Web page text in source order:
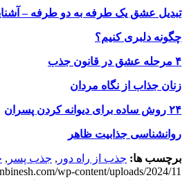
تبدیل عشق یک طرفه به دو طرفه –
چگونه دلبری کنیم؟
۴ مرحله عشق در قانون جذب
زنان جذاب از نگاه مردان
۲۴ روش ساده برای دیوانه کردن پسران
روانشناسی جذابیت ظاهر
برچسب ها: جذب از راه دور , جذب پسر ,